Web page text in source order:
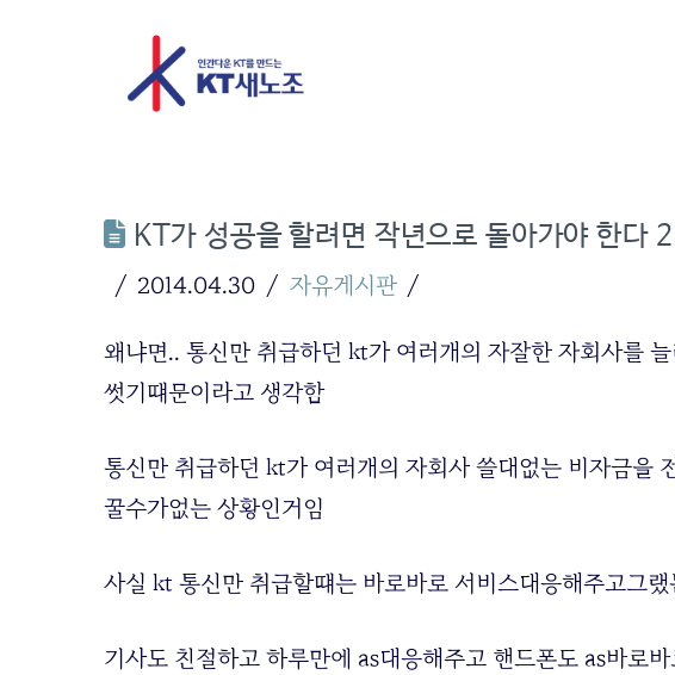
KT가 성공을 할려면 작년으로 돌아가야 한다
2014.04.30 자유게시판
왜냐면.. 통신만 취급하던 kt가 여러개의 자잘한 자회사를
썻기떄문이라고 생각함
통신만 취급하던 kt가 여러개의 자회사 쓸대없는 비자금을
꿀수가없는 상황인거임
사실 kt 통신만 취급할떄는 바로바로 서비스대응해주고그
기사도 친절하고 하루만에 as대응해주고 핸드폰도 as바로